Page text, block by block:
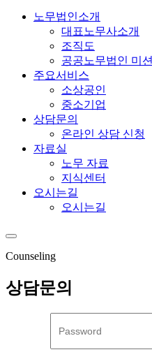
노무법인소개
대표노무사소개
조직도
공공노무법인 미션
주요서비스
소상공인
중소기업
상담문의
온라인 상담 신청
자료실
노무 자료
지식센터
오시는길
오시는길
Counseling
상담문의